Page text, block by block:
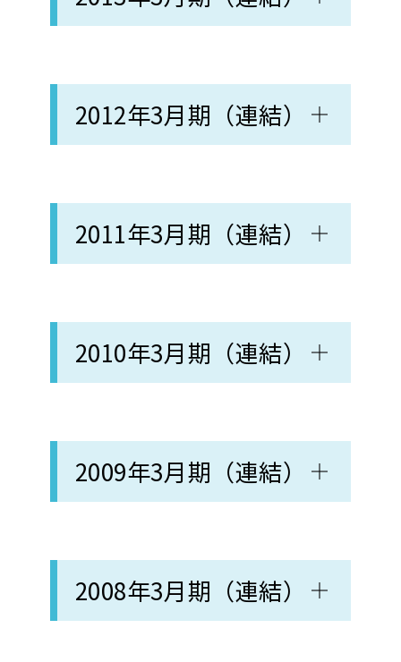
2012年3月期（連結）
2011年3月期（連結）
2010年3月期（連結）
2009年3月期（連結）
2008年3月期（連結）